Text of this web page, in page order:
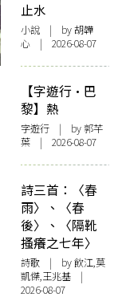
止水
小說 | by 胡韡
心 | 2026-08-07
【字遊行·巴
黎】熱
字遊行 | by 郭芊
葉 | 2026-08-07
詩三首：〈春
雨〉、〈春
後〉、〈隔靴
搔癢之七年〉
詩歌 | by 飲江,莫
凱傑,王兆基 |
2026-08-07